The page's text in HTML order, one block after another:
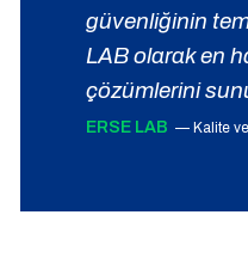
güvenliğinin
LAB olarak en
çözümlerini
ERSE LAB — Kalite